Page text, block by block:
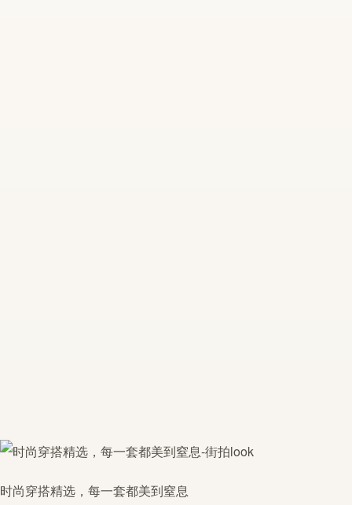
时尚穿搭精选，每一套都美到窒息